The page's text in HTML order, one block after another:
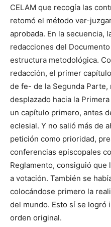
CELAM que recogía las
retomó el método ver-
aprobada. En la secuencia,
redacciones del
estructura metodológica.
redacción, el primer
de fe- de la Segunda Parte,
desplazado hacia la
un capítulo primero, antes
eclesial. Y no salió más de
petición como prioridad,
conferencias episcopales
Reglamento, consiguió
a votación. También se
colocándose primero la
del mundo. Esto sí se logró
orden original.